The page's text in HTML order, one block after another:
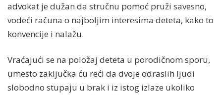
advokat je dužan da stručnu pomoć pruži savesno,
vodeći računa o najboljim interesima deteta, kako to
konvencije i nalažu.
Vraćajući se na položaj deteta u porodičnom sporu,
umesto zaključka ću reći da dvoje odraslih ljudi
slobodno stupaju u brak i iz istog izlaze ukoliko